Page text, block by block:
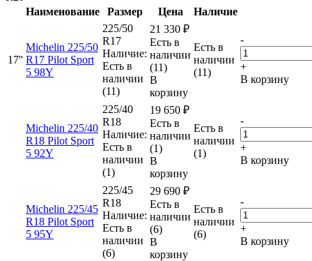
Наименование
Размер Цена Наличие
17''
Michelin 225/50
R17 Pilot Sport
5 98Y
225/50
R17
Наличие:
Есть в
наличии
(11)
21 330 ₽
Есть в
наличии
(11)
В
корзину
Есть в
наличии
(11)
-
+
В корзину
Michelin 225/40
R18 Pilot Sport
5 92Y
225/40
R18
Наличие:
Есть в
наличии
(1)
19 650 ₽
Есть в
наличии
(1)
В
корзину
Есть в
наличии
(1)
-
+
В корзину
Michelin 225/45
R18 Pilot Sport
5 95Y
225/45
R18
Наличие:
Есть в
наличии
(6)
29 690 ₽
Есть в
наличии
(6)
В
корзину
Есть в
наличии
(6)
-
+
В корзину